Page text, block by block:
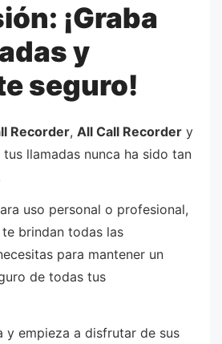
¡Graba
y
seguro!
Recorder, All Call Recorder y
tus llamadas nunca ha sido tan
uso personal o profesional,
brindan todas las
para mantener un
de todas tus
y empieza a disfrutar de sus